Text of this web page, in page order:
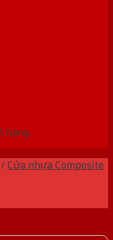
hàng.
/Cửa nhựa Composite